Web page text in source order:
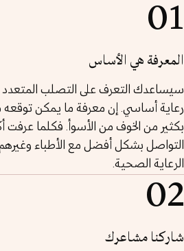
01
المعرفة هي الأساس
سيساعدك التعرف على التصلب
رعاية أساسي. إن معرفة ما يمكن
بكثير من الخوف من الأسوأ. فكلما عرفت
التواصل بشكل أفضل مع الأطباء
الرعاية الصحية.
02
شاركنا مشاعرك